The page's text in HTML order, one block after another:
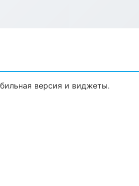
версия и виджеты.